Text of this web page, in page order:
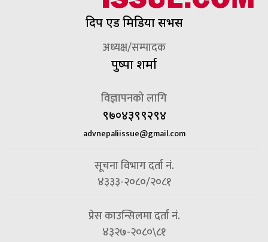
दिप एड मिडिया सर्भिस
अध्यक्ष/सम्पादक
पुष्पा शर्मा
विज्ञापनको लागि
९७०४३९९२९४
advnepaliissue@gmail.com
सूचना विभाग दर्ता नं.
४३३३-२०८०/२०८१
प्रेस काउन्सिलमा दर्ता नं.
४३२७-२०८०\८१